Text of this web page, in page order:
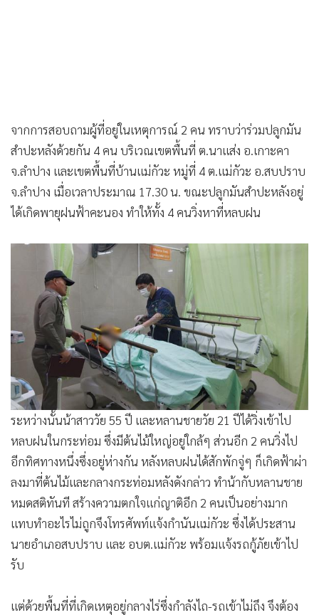
จากการสอบถามผู้ที่อยู่ในเหตุการณ์ 2 คน ทราบว่าร่วมปลูกมัน
สำปะหลังด้วยกัน 4 คน บริเวณเขตพื้นที่ ต.นาแส่ง อ.เกาะคา
จ.ลำปาง และเขตพื้นที่บ้านแม่กัวะ หมู่ที่ 4 ต.แม่กัวะ อ.สบปราบ
จ.ลำปาง เมื่อเวลาประมาณ 17.30 น. ขณะปลูกมันสำปะหลังอยู่
ได้เกิดพายุฝนฟ้าคะนอง ทำให้ทั้ง 4 คนวิ่งหาที่หลบฝน
ระหว่างนั้นน้าสาววัย 55 ปี และหลานชายวัย 21 ปีได้วิ่งเข้าไป
หลบฝนในกระท่อม ซึ่งมีต้นไม้ใหญ่อยู่ใกล้ๆ ส่วนอีก 2 คนวิ่งไป
อีกทิศทางหนึ่งซึ่งอยู่ห่างกัน หลังหลบฝนได้สักพักจู่ๆ ก็เกิดฟ้าผ่า
ลงมาที่ต้นไม้และกลางกระท่อมหลังดังกล่าว ทำน้ากับหลานชาย
หมดสติทันที สร้างความตกใจแก่ญาติอีก 2 คนเป็นอย่างมาก
แทบทำอะไรไม่ถูกจึงโทรศัพท์แจ้งกำนันแม่กัวะ ซึ่งได้ประสาน
นายอำเภอสบปราบ และ อบต.แม่กัวะ พร้อมแจ้งรถกู้ภัยเข้าไป
รับ
แต่ด้วยพื้นที่ที่เกิดเหตุอยู่กลางไร่ซึ่งกำลังไถ-รถเข้าไม่ถึง จึงต้อง